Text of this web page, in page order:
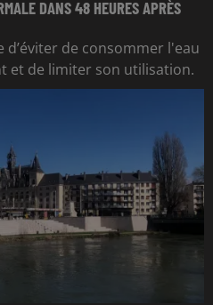
DANS 48 HEURES APRÈS
de consommer l'eau
et de limiter son utilisation.